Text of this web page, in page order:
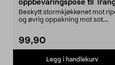
oppbevaringspose til
stormkjøkken
Beskytt stormkjøkkenet mot
og øvrig oppakning mot sot.
99,90
Legg i handlekurv